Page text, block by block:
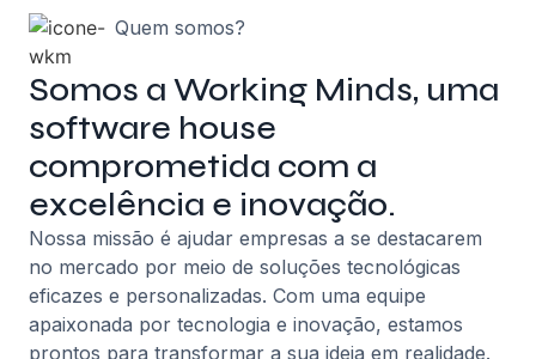
Quem somos?
Somos a Working Minds, uma
software house
comprometida com a
excelência e inovação.
Nossa missão é ajudar empresas a se destacarem
no mercado por meio de soluções tecnológicas
eficazes e personalizadas. Com uma equipe
apaixonada por tecnologia e inovação, estamos
prontos para transformar a sua ideia em realidade.